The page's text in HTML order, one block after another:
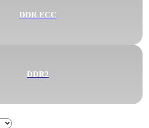
DDR ECC
DDR2